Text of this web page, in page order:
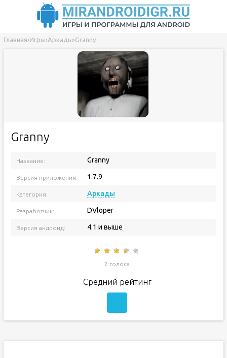
Главная›Игры›Аркады›Granny
Granny
Название: Granny
Версия приложения: 1.7.9
Категория: Аркады
Разработчик: DVloper
Версия андроид: 4.1 и выше
2 голоса
Средний рейтинг